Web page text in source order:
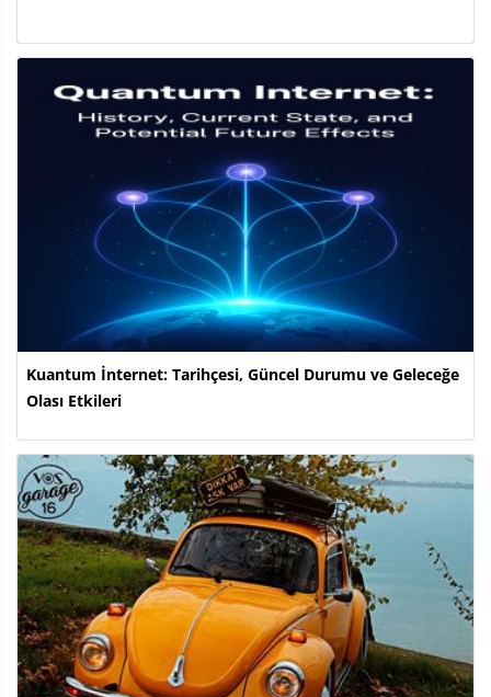
Kuantum İnternet: Tarihçesi, Güncel Durumu ve Geleceğe
Olası Etkileri